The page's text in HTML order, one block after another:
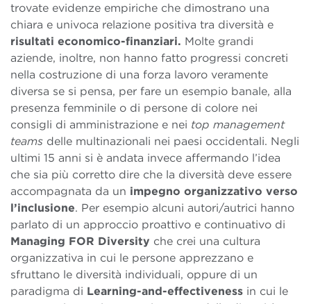
trovate evidenze empiriche che dimostrano una
chiara e univoca relazione positiva tra diversità e
risultati economico-finanziari. Molte grandi
aziende, inoltre, non hanno fatto progressi concreti
nella costruzione di una forza lavoro veramente
diversa se si pensa, per fare un esempio banale, alla
presenza femminile o di persone di colore nei
consigli di amministrazione e nei top management
teams delle multinazionali nei paesi occidentali. Negli
ultimi 15 anni si è andata invece affermando l’idea
che sia più corretto dire che la diversità deve essere
accompagnata da un impegno organizzativo verso
l’inclusione. Per esempio alcuni autori/autrici hanno
parlato di un approccio proattivo e continuativo di
Managing FOR Diversity che crei una cultura
organizzativa in cui le persone apprezzano e
sfruttano le diversità individuali, oppure di un
paradigma di Learning-and-effectiveness in cui le